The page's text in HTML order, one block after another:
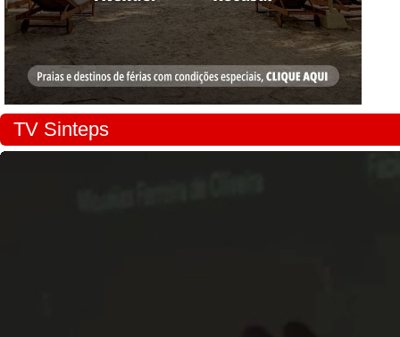
TV Sinteps